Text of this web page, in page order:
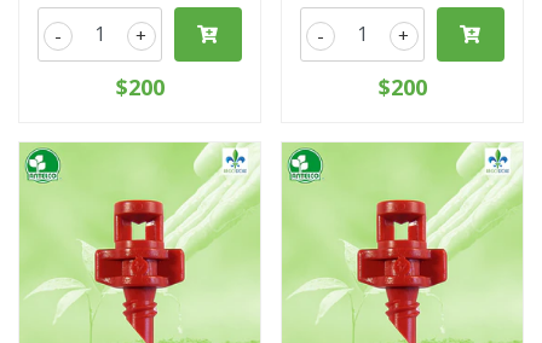
+
-
$200
+
-
$200